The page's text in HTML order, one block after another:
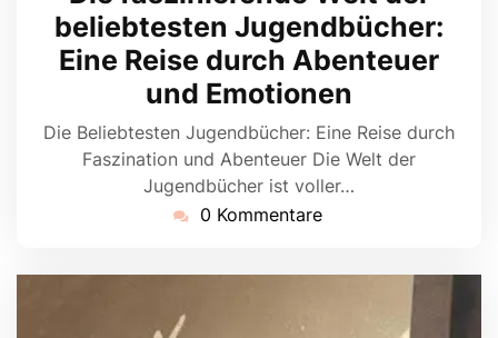
2026
beliebtesten Jugendbücher:
Eine Reise durch Abenteuer
und Emotionen
Die Beliebtesten Jugendbücher: Eine Reise durch
Faszination und Abenteuer Die Welt der
Jugendbücher ist voller…
0 Kommentare